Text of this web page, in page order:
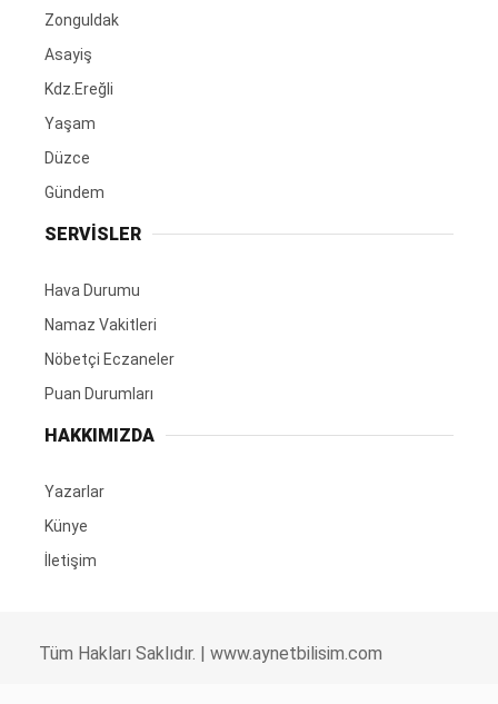
Zonguldak
Asayiş
Kdz.Ereğli
Yaşam
Düzce
Gündem
SERVİSLER
Hava Durumu
Namaz Vakitleri
Nöbetçi Eczaneler
Puan Durumları
HAKKIMIZDA
Yazarlar
Künye
İletişim
Tüm Hakları Saklıdır. | www.aynetbilisim.com